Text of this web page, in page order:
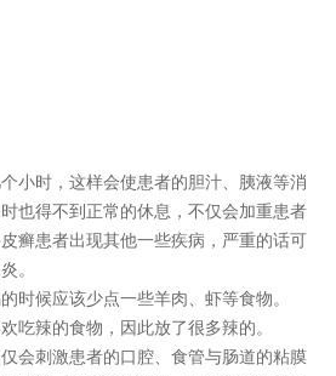
时，这样会使患者的胆汁、胰液等消
也得不到正常的休息，不仅会加重患者
癣患者出现其他一些疾病，严重的话可
。
候应该少点一些羊肉、虾等食物。
辣的食物，因此放了很多辣的。
刺激患者的口腔、食管与肠道的粘膜